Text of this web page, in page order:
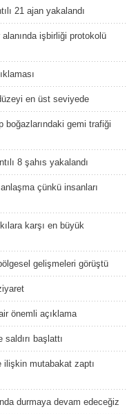
21 ajan yakalandı
işbirliği protokolü
en üst seviyede
boğazlarındaki gemi trafiği
8 şahıs yakalandı
çünkü insanları
karşı en büyük
gelişmeleri görüştü
önemli açıklama
başlattı
ilişkin mutabakat zaptı
durmaya devam edeceğiz